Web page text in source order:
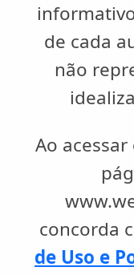
de cada
não
Ao
concorda
de Uso e